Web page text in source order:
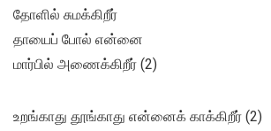
தோளில் சுமக்கிறீர்
தாயைப் போல் என்னை
மார்பில் அணைக்கிறீர் (2)
உறங்காது தூங்காது என்னைக் காக்கிறீர் (2)